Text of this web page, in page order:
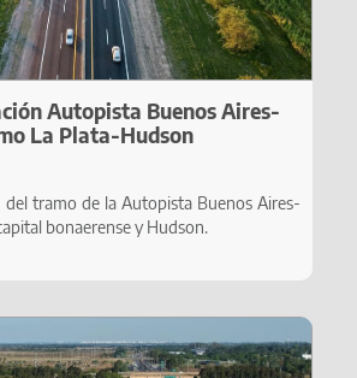
Autopista Buenos Aires-
La Plata-Hudson
del tramo de la Autopista Buenos Aires-
bonaerense y Hudson.